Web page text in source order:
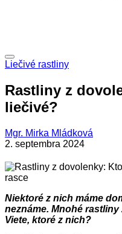
Liečivé rastliny
Rastliny z
liečivé?
Mgr. Mirka Mládková
2. septembra 2024
Niektoré z nich máme
neznáme. Mnohé
Viete, ktoré z nich?